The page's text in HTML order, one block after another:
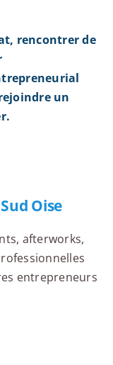
rencontrer de
un
Oise
afterworks,
entrepreneurs